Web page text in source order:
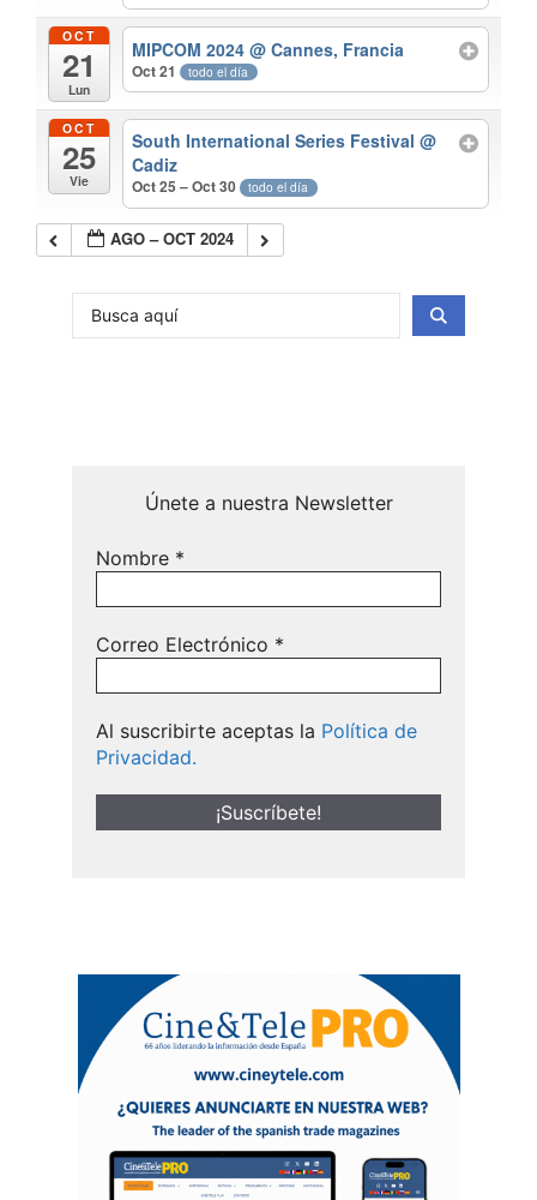
OCT
21
Lun
MIPCOM 2024@ Cannes, Francia
Oct 21 todo el día
OCT
25
Vie
South International Series Festival@
Cadiz
Oct 25 – Oct 30 todo el día
AGO – OCT 2024
Únete a nuestra Newsletter
Nombre *
Correo Electrónico *
Al suscribirte aceptas la Política de
Privacidad.